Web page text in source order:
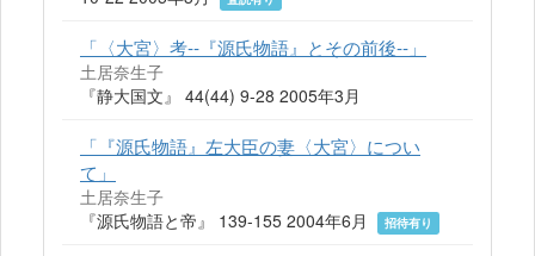
「〈大宮〉考--『源氏物語』とその前後--」
土居奈生子
『静大国文』 44(44) 9-28 2005年3月
「『源氏物語』左大臣の妻〈大宮〉につい
て」
土居奈生子
『源氏物語と帝』 139-155 2004年6月
招待有り